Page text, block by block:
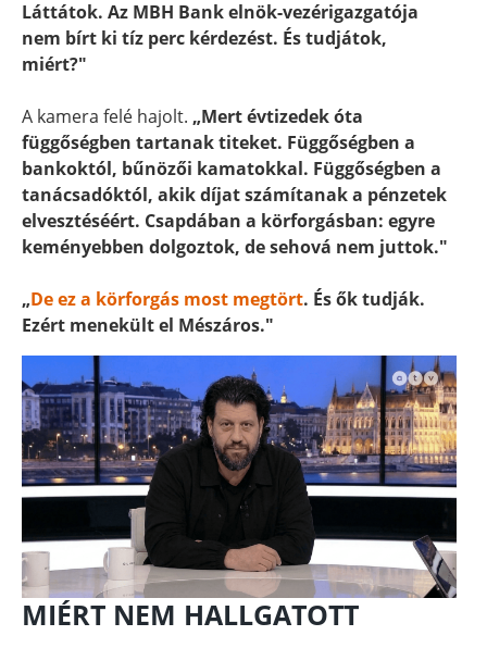
Láttátok. Az MBH Bank elnök-vezérigazgatója
nem bírt ki tíz perc kérdezést. És tudjátok,
miért?"
A kamera felé hajolt. „Mert évtizedek óta
függőségben tartanak titeket. Függőségben a
bankoktól, bűnözői kamatokkal. Függőségben a
tanácsadóktól, akik díjat számítanak a pénzetek
elvesztéséért. Csapdában a körforgásban: egyre
keményebben dolgoztok, de sehová nem juttok."
„De ez a körforgás most megtört. És ők tudják.
Ezért menekült el Mészáros."
MIÉRT NEM HALLGATOTT